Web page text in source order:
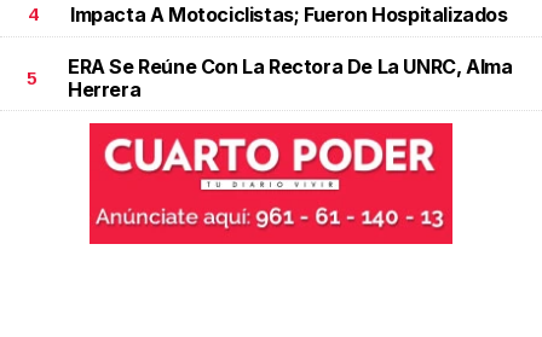
4 Impacta A Motociclistas; Fueron Hospitalizados
5
ERA Se Reúne Con La Rectora De La UNRC, Alma
Herrera